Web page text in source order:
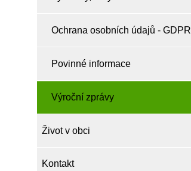
Ochrana osobních údajů - GDPR
Povinné informace
Výroční zprávy
Život v obci
Kontakt